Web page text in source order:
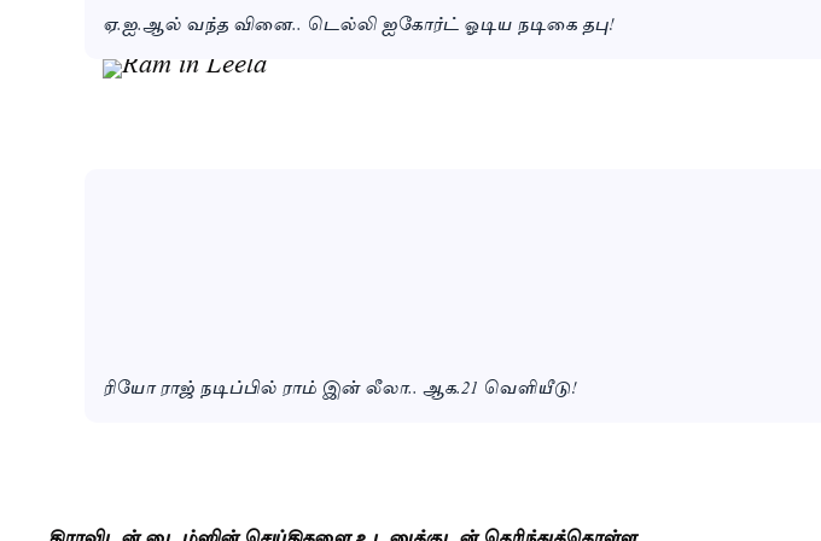
ஏ.ஐ.ஆல் வந்த வினை.. டெல்லி ஐகோர்ட் ஓடிய நடிகை தபு!
ரியோ ராஜ் நடிப்பில் ராம் இன் லீலா.. ஆக.21 வெளியீடு!